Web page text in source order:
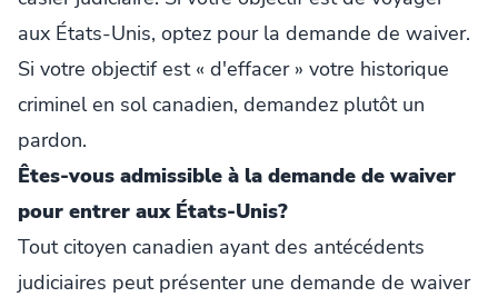
aux États-Unis, optez pour la demande de waiver.
Si votre objectif est « d'effacer » votre historique
criminel en sol canadien, demandez plutôt un
pardon.
Êtes-vous admissible à la demande de waiver
pour entrer aux États-Unis?
Tout citoyen canadien ayant des antécédents
judiciaires peut présenter une demande de waiver